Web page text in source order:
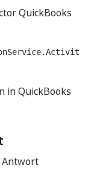
QuickBooks
in QuickBooks
Antwort